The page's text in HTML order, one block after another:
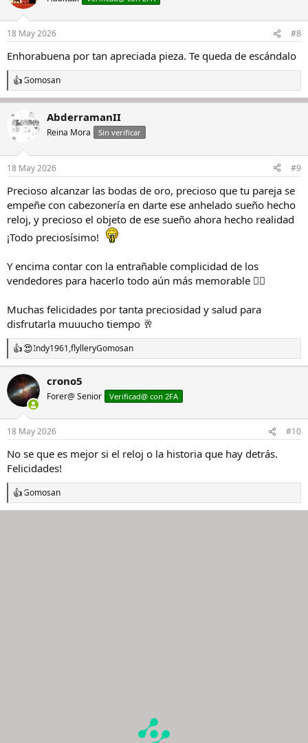
18 May 2026 #8
Enhorabuena por tan apreciada pieza. Te queda de escándalo
R
e
c
c
i
e
:
Gomosan
AbderramanII
Reina Mora Sin verificar
18 May 2026 #9
Precioso alcanzar las bodas de oro, precioso que tu pareja se
empeñe con cabezonería en darte ese anhelado sueño hecho
reloj, y precioso el objeto de ese sueño ahora hecho realidad
¡Todo preciosísimo!
Y encima contar con la entrañable complicidad de los
vendedores para hacerlo todo aún más memorable 👌🏼
Muchas felicidades por tanta preciosidad y salud para
disfrutarla muuucho tiempo 🥂
R
e
a
c
c
i
o
n
e
s
Indy1961,flylleryGomosan
crono5
Forer@ Senior Verificad@ con 2FA
18 May 2026 #10
No se que es mejor si el reloj o la historia que hay detrás.
Felicidades!
R
e
Gomosan